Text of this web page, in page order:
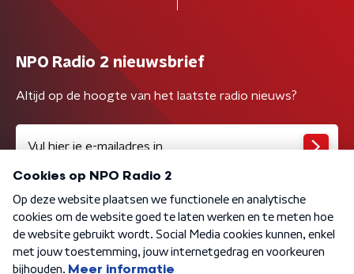
NPO Radio 2 nieuwsbrief
Altijd op de hoogte van het laatste radio nieuws?
Algemene voorwaarden